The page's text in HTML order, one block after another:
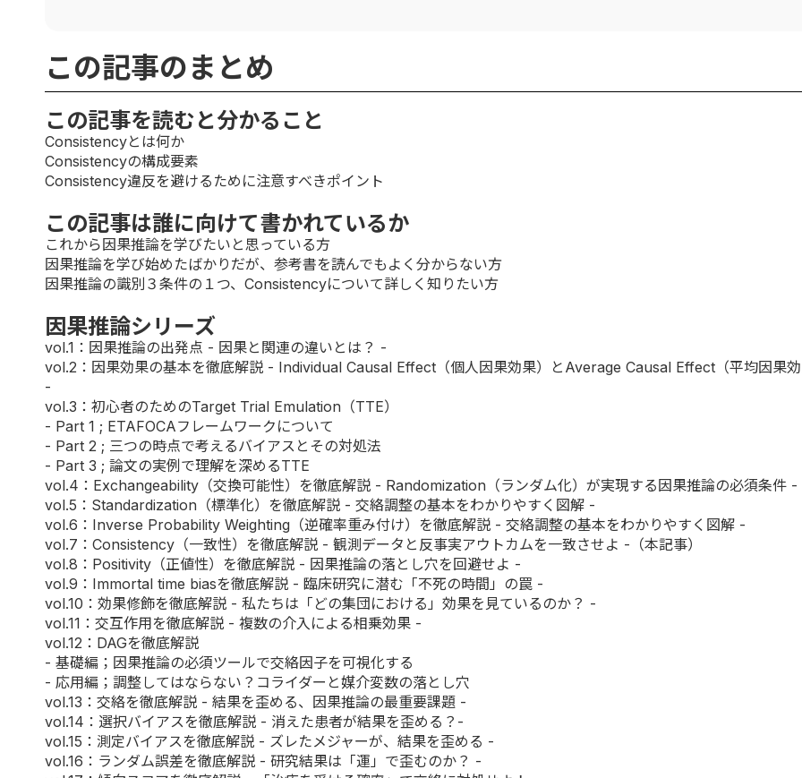
この記事のまとめ
この記事を読むと分かること
Consistencyとは何か
Consistencyの構成要素
Consistency違反を避けるために注意すべきポイント
この記事は誰に向けて書かれているか
これから因果推論を学びたいと思っている方
因果推論を学び始めたばかりだが、参考書を読んでもよく分からない方
因果推論の識別３条件の１つ、Consistencyについて詳しく知りたい方
因果推論シリーズ
vol.1 ：因果推論の出発点 - 因果と関連の違いとは？ -
vol.2 ：因果効果の基本を徹底解説 - Individual Causal Effect（個人因果効果）とAverage Causal Effect（平均因果効
-
vol.3：初心者のためのTarget Trial Emulation（TTE）
- Part 1 ; ETAFOCAフレームワークについて
- Part 2 ; 三つの時点で考えるバイアスとその対処法
- Part 3 ; 論文の実例で理解を深めるTTE
vol.4 ：Exchangeability（交換可能性）を徹底解説 - Randomization（ランダム化）が実現する因果推論の必須条件 -
vol.5 ：Standardization（標準化）を徹底解説 - 交絡調整の基本をわかりやすく図解 -
vol.6 ：Inverse Probability Weighting（逆確率重み付け）を徹底解説 - 交絡調整の基本をわかりやすく図解 -
vol.7 ：Consistency（一致性）を徹底解説 - 観測データと反事実アウトカムを一致させよ -（本記事）
vol.8 ：Positivity（正値性）を徹底解説 - 因果推論の落とし穴を回避せよ -
vol.9 ：Immortal time biasを徹底解説 - 臨床研究に潜む「不死の時間」の罠 -
vol.10 ：効果修飾を徹底解説 - 私たちは「どの集団における」効果を見ているのか？ -
vol.11 ：交互作用を徹底解説 - 複数の介入による相乗効果 -
vol.12：DAGを徹底解説
- 基礎編 ；因果推論の必須ツールで交絡因子を可視化する
- 応用編 ；調整してはならない？コライダーと媒介変数の落とし穴
vol.13 ：交絡を徹底解説 - 結果を歪める、因果推論の最重要課題 -
vol.14 ：選択バイアスを徹底解説 - 消えた患者が結果を歪める？-
vol.15 ：測定バイアスを徹底解説 - ズレたメジャーが、結果を歪める -
vol.16 ：ランダム誤差を徹底解説 - 研究結果は「運」で歪むのか？ -